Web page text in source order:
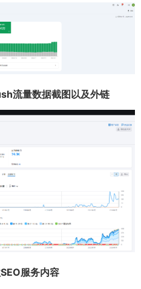
流量数据截图以及外链
服务内容